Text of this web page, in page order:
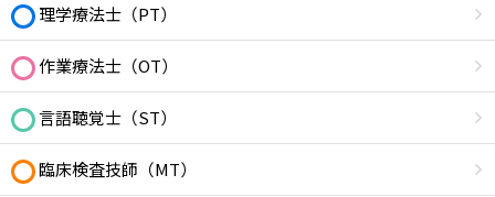
理学療法士（PT）
作業療法士（OT）
言語聴覚士（ST）
臨床検査技師（MT）